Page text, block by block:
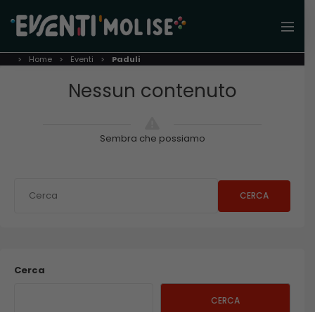
Home Eventi Paduli
Nessun contenuto
Sembra che possiamo
CERCA
Cerca
CERCA